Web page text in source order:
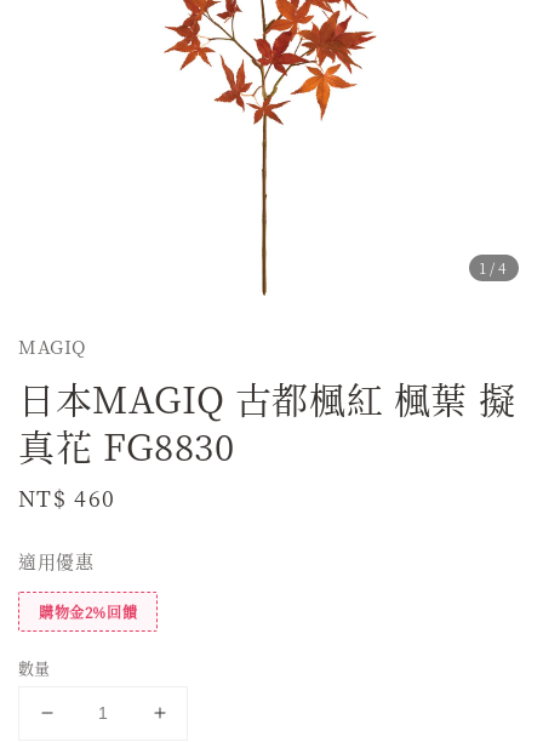
1 /4
MAGIQ
日本MAGIQ 古都楓紅 楓葉 擬
真花 FG8830
Regular
NT$ 460
適用優惠
購物金2%回饋
數量